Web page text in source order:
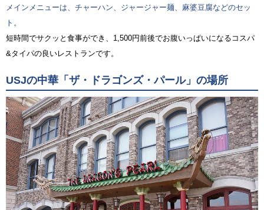
メインメニューは、チャーハン、ジャージャー麺、麻婆豆腐などのセッ
ト。
短時間でサクッと食事ができ、1,500円前後でお腹いっぱいになるコスパ
&タイパの良いレストランです。
USJの中華「ザ・ドラゴンズ・パール」の場所